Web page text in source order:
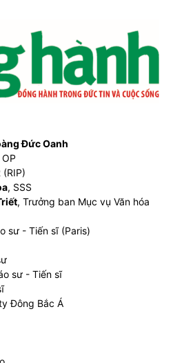
Đức Oanh
(RIP)
, SSS
, Trưởng ban Mục vụ Văn hóa
sư - Tiến sĩ (Paris)
sư - Tiến sĩ
Đông Bắc Á